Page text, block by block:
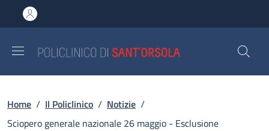
al contenuto principale
to footer content
Briciole di pane
Home / Il Policlinico / Notizie /
Sciopero generale nazionale 26 maggio - Esclusione